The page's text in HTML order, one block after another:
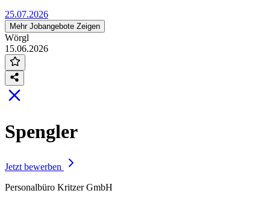
25.07.2026
Mehr Jobangebote Zeigen
Wörgl
15.06.2026
Spengler
Jetzt bewerben
Personalbüro Kritzer GmbH